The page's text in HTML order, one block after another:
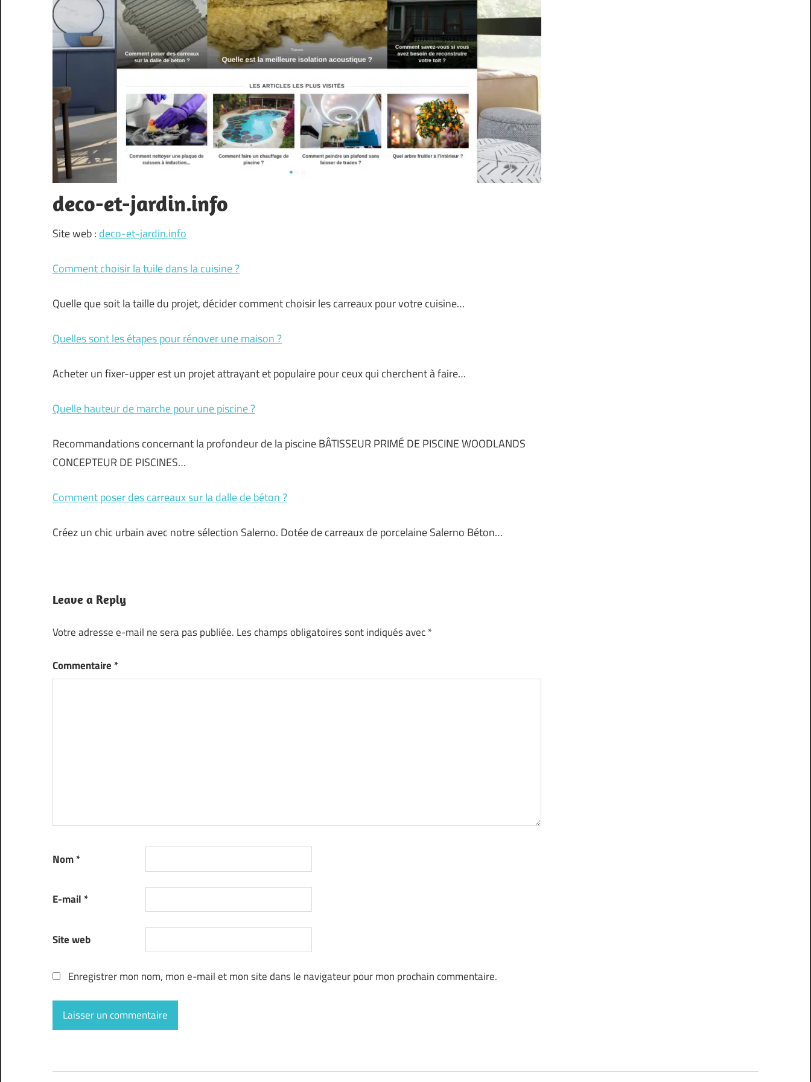
deco-et-jardin.info
Site web : deco-et-jardin.info
Comment choisir la tuile dans la cuisine ?
Quelle que soit la taille du projet, décider comment choisir les carreaux pour votre cuisine…
Quelles sont les étapes pour rénover une maison ?
Acheter un fixer-upper est un projet attrayant et populaire pour ceux qui cherchent à faire…
Quelle hauteur de marche pour une piscine ?
Recommandations concernant la profondeur de la piscine BÂTISSEUR PRIMÉ DE PISCINE WOODLANDS
CONCEPTEUR DE PISCINES…
Comment poser des carreaux sur la dalle de béton ?
Créez un chic urbain avec notre sélection Salerno. Dotée de carreaux de porcelaine Salerno Béton…
Leave a Reply
Votre adresse e-mail ne sera pas publiée. Les champs obligatoires sont indiqués avec*
Commentaire *
Nom*
E-mail *
Site web
Enregistrer mon nom, mon e-mail et mon site dans le navigateur pour mon prochain commentaire.